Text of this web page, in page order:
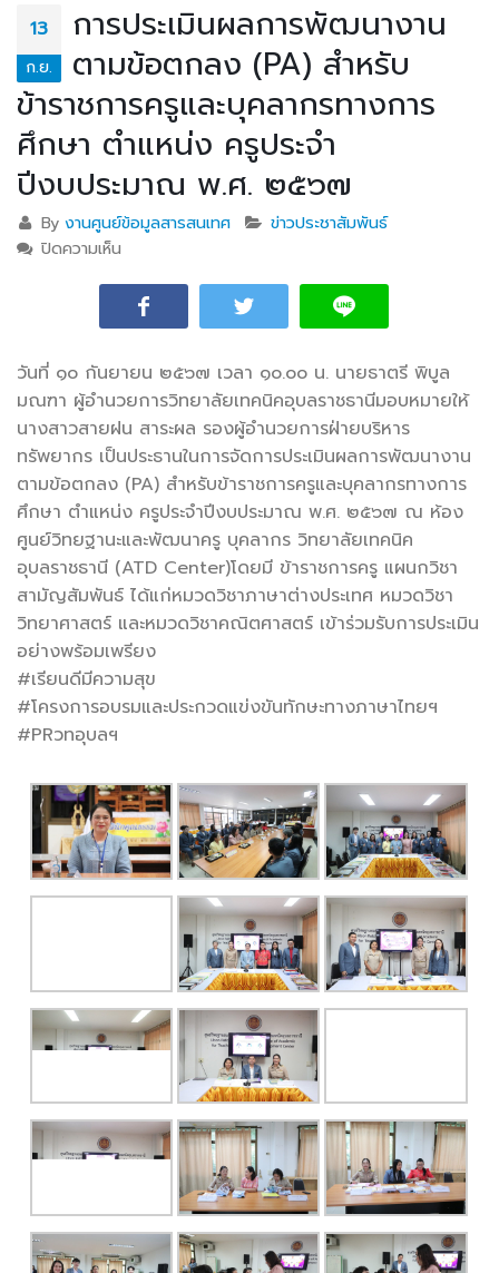
13
ก.ย.
การประเมินผลการพัฒนางาน
ตามข้อตกลง (PA) สำหรับ
ข้าราชการครูและบุคลากรทางการ
ศึกษา ตำแหน่ง ครูประจำ
ปีงบประมาณ พ.ศ. ๒๕๖๗
Byงานศูนย์ข้อมูลสารสนเทศ
ข่าวประชาสัมพันธ์
ปิดความเห็น
ครูประจำปีงบประมาณ พ.ศ. ๒๕๖๗
วันที่ ๑๐ กันยายน ๒๕๖๗ เวลา ๑๐.๐๐ น. นายธาตรี พิบูล
มณฑา ผู้อำนวยการวิทยาลัยเทคนิคอุบลราชธานีมอบหมายให้
นางสาวสายฝน สาระผล รองผู้อำนวยการฝ่ายบริหาร
ทรัพยากร เป็นประธานในการจัดการประเมินผลการพัฒนางาน
ตามข้อตกลง (PA) สำหรับข้าราชการครูและบุคลากรทางการ
ศึกษา ตำแหน่ง ครูประจำปีงบประมาณ พ.ศ. ๒๕๖๗ ณ ห้อง
ศูนย์วิทยฐานะและพัฒนาครู บุคลากร วิทยาลัยเทคนิค
อุบลราชธานี (ATD Center)โดยมี ข้าราชการครู แผนกวิชา
สามัญสัมพันธ์ ได้แก่หมวดวิชาภาษาต่างประเทศ หมวดวิชา
วิทยาศาสตร์ และหมวดวิชาคณิตศาสตร์ เข้าร่วมรับการประเมิน
อย่างพร้อมเพรียง
#เรียนดีมีความสุข
#โครงการอบรมและประกวดแข่งขันทักษะทางภาษาไทยฯ
#PRวทอุบลฯ